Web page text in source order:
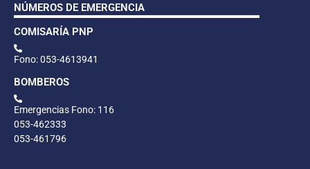
NÚMEROS DE EMERGENCIA
COMISARÍA PNP
Fono: 053-4613941
BOMBEROS
Emergencias Fono: 116
053-462333
053-461796